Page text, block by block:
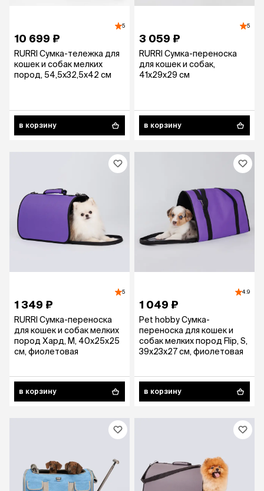
5
10 699 ₽
RURRI Сумка-тележка для
кошек и собак мелких
пород, 54,5х32,5х42 см
в корзину
5
3 059 ₽
RURRI Сумка-переноска
для кошек и собак,
41х29х29 см
в корзину
5
1 349 ₽
RURRI Сумка-переноска
для кошек и собак мелких
пород Хард, M, 40х25х25
см, фиолетовая
в корзину
4.9
1 049 ₽
Pet hobby Сумка-
переноска для кошек и
собак мелких пород Flip, S,
39х23х27 см, фиолетовая
в корзину